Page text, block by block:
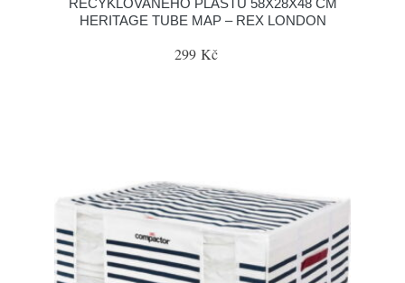
RECYKLOVANÉHO PLASTU 58X28X48 CM
HERITAGE TUBE MAP – REX LONDON
299 Kč